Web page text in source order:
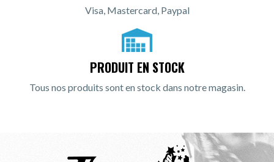
Visa, Mastercard, Paypal
PRODUIT EN STOCK
Tous nos produits sont en stock dans notre magasin.